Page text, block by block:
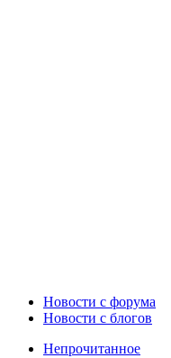
Новости c форума
Новости с блогов
Непрочитанное